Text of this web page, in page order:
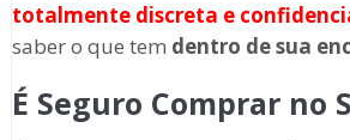
totalmente discreta e
saber o que tem dentro de sua
É Seguro Comprar no